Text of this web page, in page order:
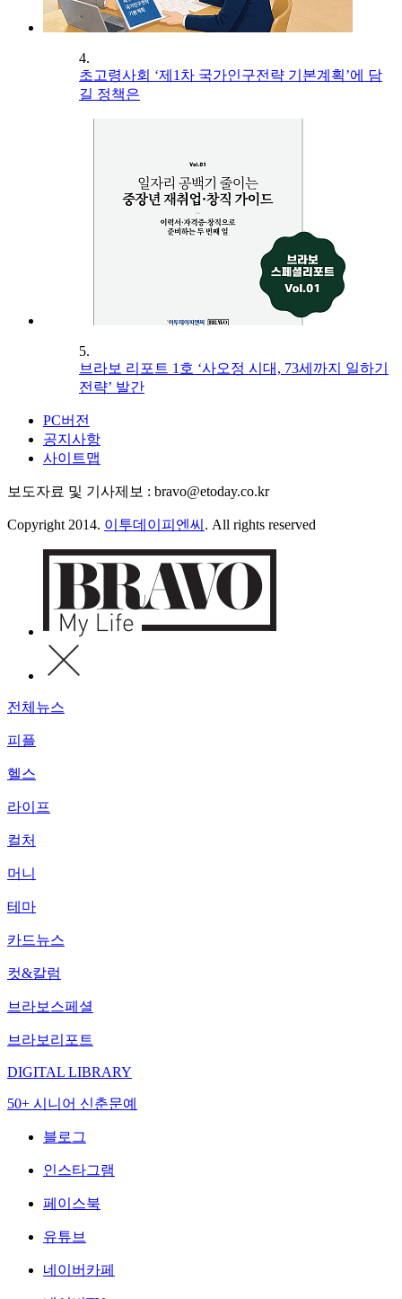
4.
초고령사회 ‘제1차 국가인구전략 기본계획’에 담
길 정책은
5.
브라보 리포트 1호 ‘사오정 시대, 73세까지 일하기
전략’ 발간
PC버전
공지사항
사이트맵
보도자료 및 기사제보 : bravo@etoday.co.kr
Copyright 2014. 이투데이피엔씨 . All rights reserved
전체뉴스
피플
헬스
라이프
컬처
머니
테마
카드뉴스
컷&칼럼
브라보스페셜
브라보리포트
DIGITAL LIBRARY
50+ 시니어 신춘문예
블로그
인스타그램
페이스북
유튜브
네이버카페